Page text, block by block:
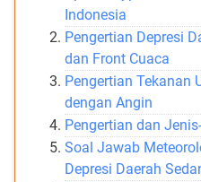
Indonesia
Pengertian Depresi
dan Front Cuaca
Pengertian Tekanan
dengan Angin
Pengertian dan
Soal Jawab
Depresi Daerah